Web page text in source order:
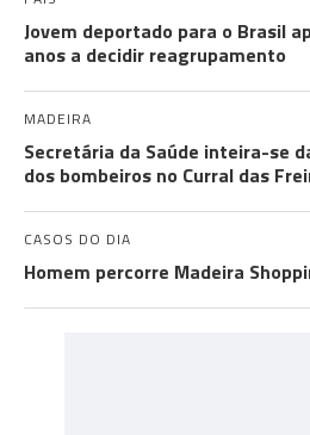
Jovem deportado para o Brasil
anos a decidir reagrupamento
MADEIRA
Secretária da Saúde inteira-se
dos bombeiros no Curral das
CASOS DO DIA
Homem percorre Madeira